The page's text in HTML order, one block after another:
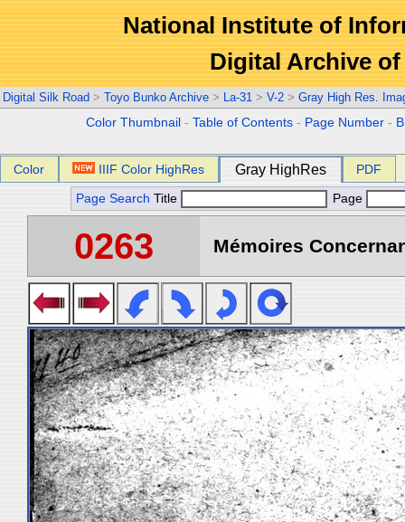
National Institute of
Digital Archive
Digital Silk Road > Toyo Bunko Archive > La-31 > V-2 > Gray High Res.
Color Thumbnail -Table of Contents - Page Number -
Color IIIF Color HighRes Gray HighRes PDF
Page Search Title Page
0263 Mémoires